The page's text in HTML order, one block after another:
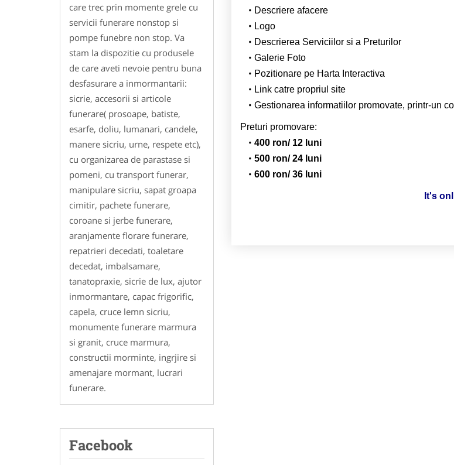
care trec prin momente grele cu
servicii funerare nonstop si
pompe funebre non stop. Va
stam la dispozitie cu produsele
de care aveti nevoie pentru buna
desfasurare a inmormantarii:
sicrie, accesorii si articole
funerare( prosoape, batiste,
esarfe, doliu, lumanari, candele,
manere sicriu, urne, respete etc),
cu organizarea de parastase si
pomeni, cu transport funerar,
manipulare sicriu, sapat groapa
cimitir, pachete funerare,
coroane si jerbe funerare,
aranjamente florare funerare,
repatrieri decedati, toaletare
decedat, imbalsamare,
tanatopraxie, sicrie de lux, ajutor
inmormantare, capac frigorific,
capela, cruce lemn sicriu,
monumente funerare marmura
si granit, cruce marmura,
constructii morminte, ingrjire si
amenajare mormant, lucrari
funerare.
Facebook
Descriere afacere
Logo
Descrierea Serviciilor si a Preturilor
Galerie Foto
Pozitionare pe Harta Interactiva
Link catre propriul site
Gestionarea informatiilor promovate, printr-un
Preturi promovare:
400 ron/ 12 luni
500 ron/ 24 luni
600 ron/ 36 luni
It's